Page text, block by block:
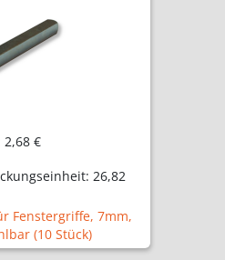
2,68 €
26,82
Fenstergriffe, 7mm,
(10 Stück)